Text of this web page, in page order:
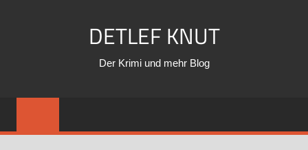
DETLEF KNUT
Der Krimi und mehr Blog